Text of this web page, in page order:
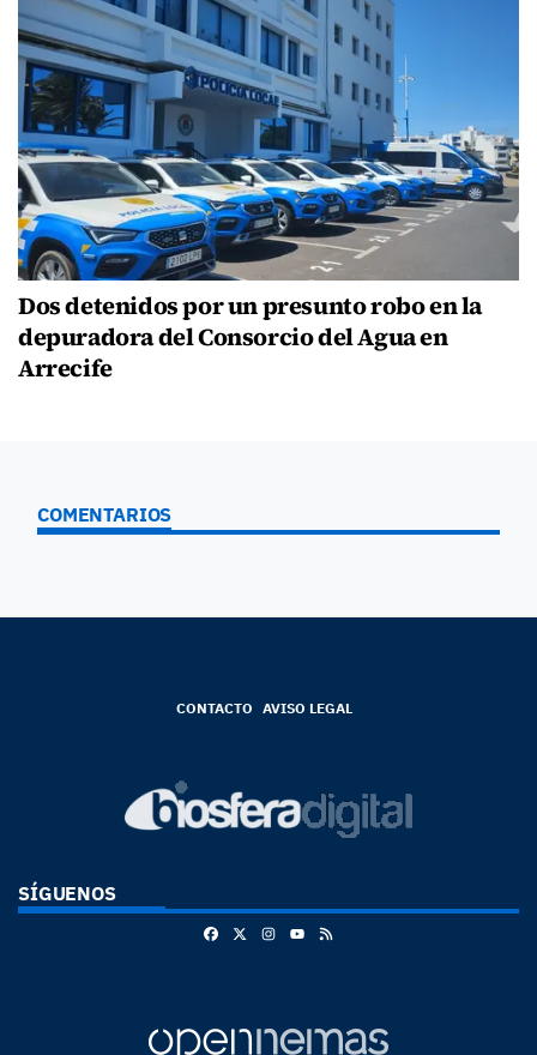
Dos detenidos por un presunto robo en la
depuradora del Consorcio del Agua en
Arrecife
COMENTARIOS
CONTACTO AVISO LEGAL
SÍGUENOS
FacebookInstagram